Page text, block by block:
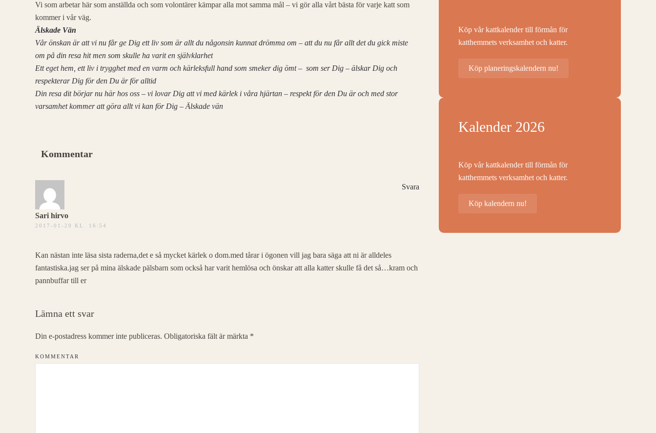
Vi som arbetar här som anställda och som volontärer kämpar alla mot samma mål – vi gör alla vårt bästa för varje katt som
kommer i vår väg.
Älskade Vän
Vår önskan är att vi nu får ge Dig ett liv som är allt du någonsin kunnat drömma om – att du nu får allt det du gick miste
om på din resa hit men som skulle ha varit en självklarhet
Ett eget hem, ett liv i trygghet med en varm och kärleksfull hand som smeker dig ömt – som ser Dig – älskar Dig och
respekterar Dig för den Du är för alltid
Din resa dit börjar nu här hos oss – vi lovar Dig att vi med kärlek i våra hjärtan – respekt för den Du är och med stor
varsamhet kommer att göra allt vi kan för Dig – Älskade vän
Kommentar
Sari hirvo
2017-01-20 KL. 16:54
Svara
Kan nästan inte läsa sista raderna,det e så mycket kärlek o dom.med tårar i ögonen vill jag bara säga att ni är alldeles
fantastiska.jag ser på mina älskade pälsbarn som också har varit hemlösa och önskar att alla katter skulle få det så…kram och
pannbuffar till er
Lämna ett svar
Din e-postadress kommer inte publiceras. Obligatoriska fält är märkta *
KOMMENTAR
Köp vår kattkalender till förmån för
katthemmets verksamhet och katter.
Köp planeringskalendern nu!
Kalender 2026
Köp vår kattkalender till förmån för
katthemmets verksamhet och katter.
Köp kalendern nu!